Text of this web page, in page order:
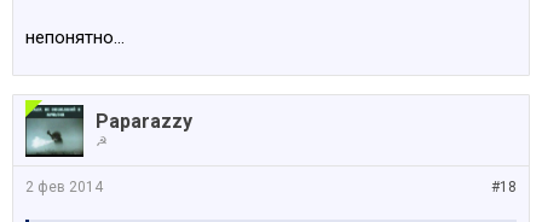
непонятно...
Paparazzy
☭
#18
2 фев 2014